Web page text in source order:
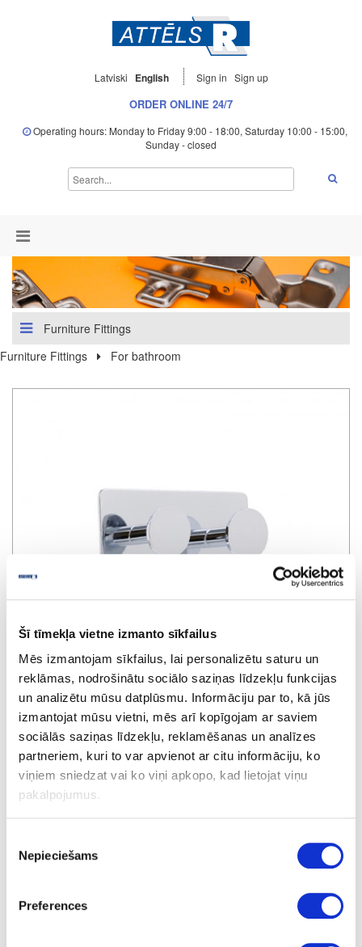
Šī tīmekļa vietne izmanto sīkfailus
Mēs izmantojam sīkfailus, lai personalizētu saturu un
reklāmas, nodrošinātu sociālo saziņas līdzekļu funkcijas
un analizētu mūsu datplūsmu. Informāciju par to, kā jūs
izmantojat mūsu vietni, mēs arī kopīgojam ar saviem
sociālās saziņas līdzekļu, reklamēšanas un analīzes
partneriem, kuri to var apvienot ar citu informāciju, ko
viņiem sniedzat vai ko viņi apkopo, kad lietojat viņu
pakalpojumus.
izvēle
Nepieciešams
Preferences
Latviski English Sign in Sign up
ORDER ONLINE 24/7
Operating hours: Monday to Friday 9:00 - 18:00, Saturday 10:00 - 15:00,
Sunday - closed
Furniture Fittings
Furniture Fittings
For bathroom
Hanger BASE 210
Share product link